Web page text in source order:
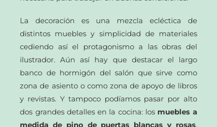
La decoración es una mezcla ecléctica de
distintos muebles y simplicidad de materiales
cediendo así el protagonismo a las obras del
ilustrador. Aún así hay que destacar el largo
banco de hormigón del salón que sirve como
zona de asiento o como zona de apoyo de libros
y revistas. Y tampoco podíamos pasar por alto
dos grandes detalles en la cocina: los muebles a
medida de pino de puertas blancas y rosas,